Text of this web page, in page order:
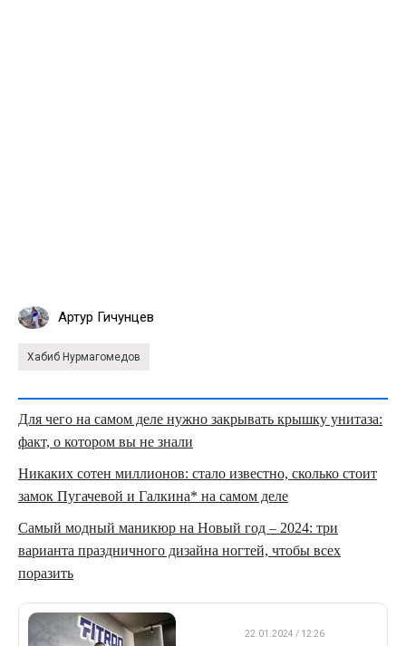
Артур Гичунцев
Хабиб Нурмагомедов
Для чего на самом деле нужно закрывать крышку унитаза:
факт, о котором вы не знали
Никаких сотен миллионов: стало известно, сколько стоит
замок Пугачевой и Галкина* на самом деле
Самый модный маникюр на Новый год – 2024: три
варианта праздничного дизайна ногтей, чтобы всех
поразить
22.01.2024 / 12:26